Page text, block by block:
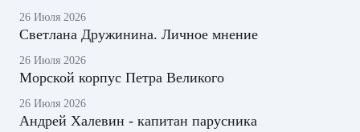
26 Июля 2026
Светлана Дружинина. Личное мнение
26 Июля 2026
Морской корпус Петра Великого
26 Июля 2026
Андрей Халевин - капитан парусника